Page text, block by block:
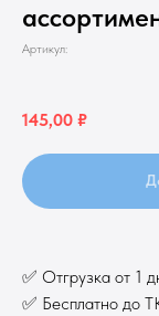
Артикул:
145,00 ₽
✅ Отгрузка от 1
✅ Бесплатно до